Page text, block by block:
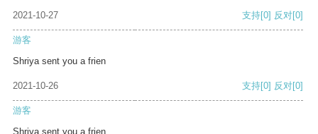
2021-10-27 支持[0] 反对[0]
游客
Shriya sent you a frien
2021-10-26 支持[0] 反对[0]
游客
Shriya sent you a frien